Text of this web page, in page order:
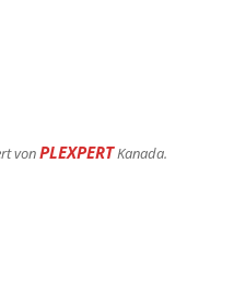
vonPLEXPERTKanada.